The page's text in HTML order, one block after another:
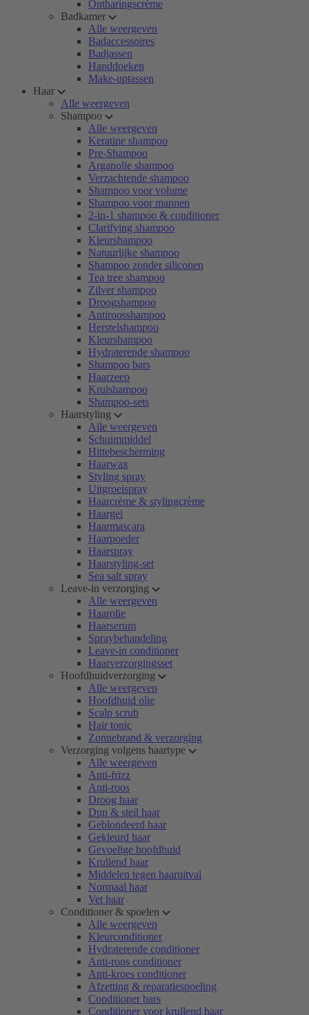
Ontharingscrème
Badkamer
Alle weergeven
Badaccessoires
Badjassen
Handdoeken
Make-uptassen
Haar
Alle weergeven
Shampoo
Alle weergeven
Keratine shampoo
Pre-Shampoo
Arganolie shampoo
Verzachtende shampoo
Shampoo voor volume
Shampoo voor mannen
2-in-1 shampoo & conditioner
Clarifying shampoo
Kleurshampoo
Natuurlijke shampoo
Shampoo zonder siliconen
Tea tree shampoo
Zilver shampoo
Droogshampoo
Antiroosshampoo
Herstelshampoo
Kleurshampoo
Hydraterende shampoo
Shampoo bars
Haarzeep
Krulshampoo
Shampoo-sets
Haarstyling
Alle weergeven
Schuimmiddel
Hittebescherming
Haarwax
Styling spray
Uitgroeispray
Haarcrème & stylingcrème
Haargel
Haarmascara
Haarpoeder
Haarspray
Haarstyling-set
Sea salt spray
Leave-in verzorging
Alle weergeven
Haarolie
Haarserum
Spraybehandeling
Leave-in conditioner
Haarverzorgingsset
Hoofdhuidverzorging
Alle weergeven
Hoofdhuid olie
Scalp scrub
Hair tonic
Zonnebrand & verzorging
Verzorging volgens haartype
Alle weergeven
Anti-frizz
Anti-roos
Droog haar
Dun & steil haar
Geblondeerd haar
Gekleurd haar
Gevoelige hoofdhuid
Krullend haar
Middelen tegen haaruitval
Normaal haar
Vet haar
Conditioner & spoelen
Alle weergeven
Kleurconditioner
Hydraterende conditioner
Anti-roos conditioner
Anti-kroes conditioner
Afzetting & reparatiespoeling
Conditioner bars
Conditioner voor krullend haar